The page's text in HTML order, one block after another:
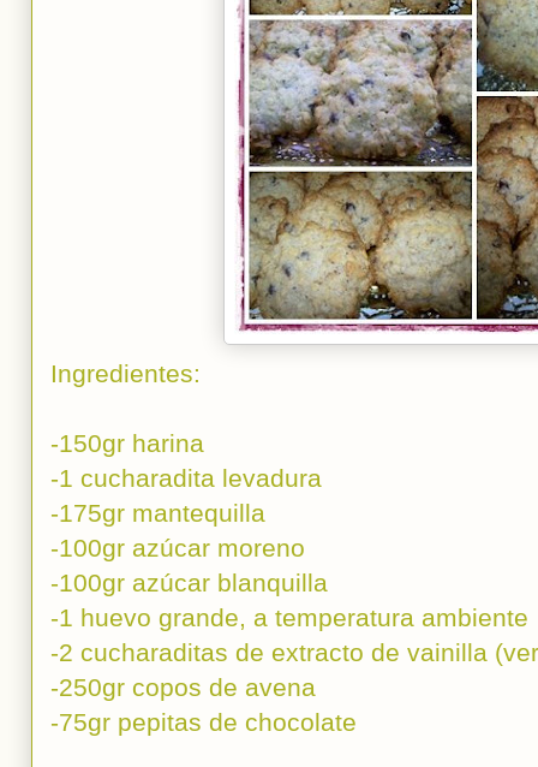
Ingredientes:
-150gr harina
-1 cucharadita levadura
-175gr mantequilla
-100gr azúcar moreno
-100gr azúcar blanquilla
-1 huevo grande, a temperatura ambiente
-2 cucharaditas de extracto de vainilla
-250gr copos de avena
-75gr pepitas de chocolate